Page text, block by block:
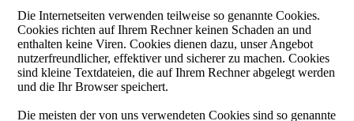
Die Internetseiten verwenden teilweise so genannte Cookies.
Cookies richten auf Ihrem Rechner keinen Schaden an und
enthalten keine Viren. Cookies dienen dazu, unser Angebot
nutzerfreundlicher, effektiver und sicherer zu machen. Cookies
sind kleine Textdateien, die auf Ihrem Rechner abgelegt werden
und die Ihr Browser speichert.
Die meisten der von uns verwendeten Cookies sind so genannte